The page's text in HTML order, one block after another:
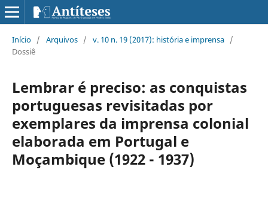
Início / Arquivos / v. 10 n. 19 (2017): história e imprensa /
Dossiê
Lembrar é preciso: as conquistas
portuguesas revisitadas por
exemplares da imprensa colonial
elaborada em Portugal e
Moçambique (1922 - 1937)